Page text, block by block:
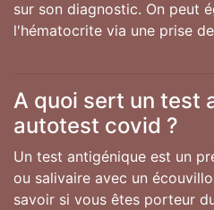
sur son diagnostic. On peut
l'hématocrite via une prise
A quoi sert un test
autotest covid ?
Un test antigénique est un
ou salivaire avec un
savoir si vous êtes porteur